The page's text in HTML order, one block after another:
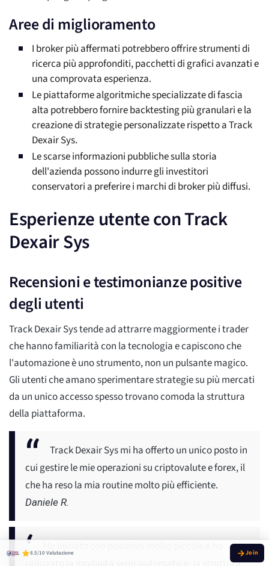
Aree di miglioramento
I broker più affermati potrebbero offrire strumenti di
ricerca più approfonditi, pacchetti di grafici avanzati e
una comprovata esperienza.
Le piattaforme algoritmiche specializzate di fascia
alta potrebbero fornire backtesting più granulari e la
creazione di strategie personalizzate rispetto a Track
Dexair Sys.
Le scarse informazioni pubbliche sulla storia
dell'azienda possono indurre gli investitori
conservatori a preferire i marchi di broker più diffusi.
Esperienze utente con Track
Dexair Sys
Recensioni e testimonianze positive
degli utenti
Track Dexair Sys tende ad attrarre maggiormente i trader
che hanno familiarità con la tecnologia e capiscono che
l'automazione è uno strumento, non un pulsante magico.
Gli utenti che amano sperimentare strategie su più mercati
da un unico accesso spesso trovano comoda la struttura
della piattaforma.
Track Dexair Sys mi ha offerto un unico posto in
cui gestire le mie operazioni su criptovalute e forex, il
che ha reso la mia routine molto più efficiente.
Daniele R.
8.5/10 Valutazione